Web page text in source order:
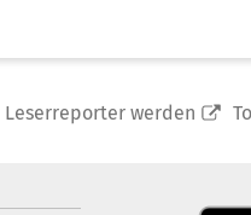
Leserreporter werden